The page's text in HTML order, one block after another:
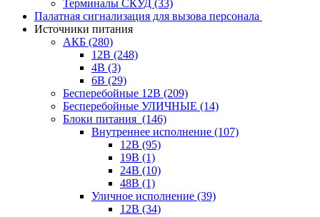
Терминалы СКУД (33)
Палатная сигнализация для вызова персонала
Источники питания
АКБ (280)
12В (248)
4В (3)
6В (29)
Бесперебойные 12В (209)
Бесперебойные УЛИЧНЫЕ (14)
Блоки питания (146)
Внутреннее исполнение (107)
12В (95)
19В (1)
24В (10)
48В (1)
Уличное исполнение (39)
12В (34)